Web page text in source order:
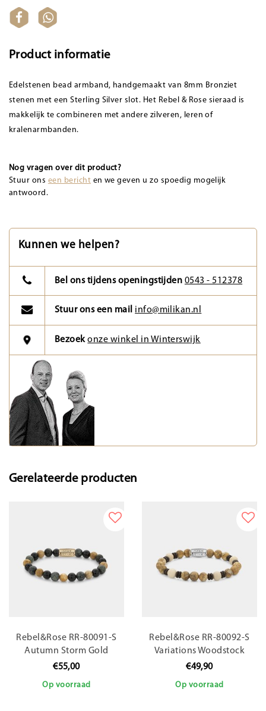
Product informatie
Edelstenen bead armband, handgemaakt van 8mm Bronziet
stenen met een Sterling Silver slot. Het Rebel & Rose sieraad is
makkelijk te combineren met andere zilveren, leren of
kralenarmbanden.
Nog vragen over dit product?
Stuur ons een bericht en we geven u zo spoedig mogelijk
antwoord.
Kunnen we helpen?
Bel ons tijdens openingstijden 0543 - 512378
Stuur ons een mail info@milikan.nl
Bezoekonze winkel in Winterswijk
Gerelateerde producten
Rebel&Rose RR-80091-S
Autumn Storm Gold
€55,00
Op voorraad
Rebel&Rose RR-80092-S
Variations Woodstock
€49,90
Op voorraad